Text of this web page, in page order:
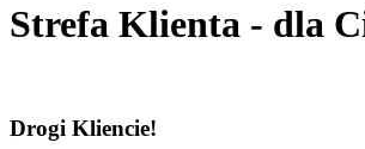
Strefa Klienta - dla
Drogi Kliencie!